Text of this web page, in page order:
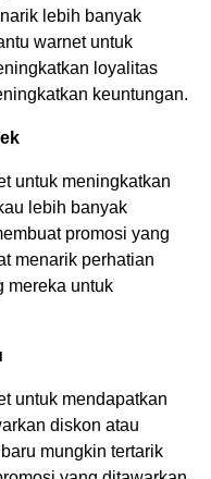
lebih banyak
warnet untuk
loyalitas
keuntungan.
untuk meningkatkan
lebih banyak
promosi yang
menarik perhatian
mereka untuk
untuk mendapatkan
diskon atau
mungkin tertarik